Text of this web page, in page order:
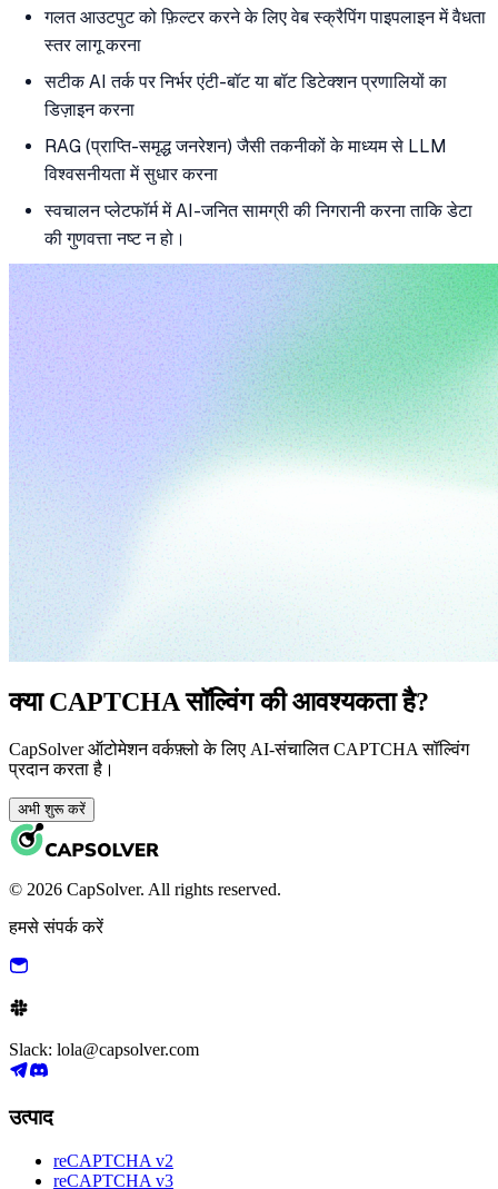
गलत आउटपुट को फ़िल्टर करने के लिए वेब स्क्रैपिंग पाइपलाइन में वैधता
स्तर लागू करना
सटीक AI तर्क पर निर्भर एंटी-बॉट या बॉट डिटेक्शन प्रणालियों का
डिज़ाइन करना
RAG (प्राप्ति-समृद्ध जनरेशन) जैसी तकनीकों के माध्यम से LLM
विश्वसनीयता में सुधार करना
स्वचालन प्लेटफॉर्म में AI-जनित सामग्री की निगरानी करना ताकि डेटा
की गुणवत्ता नष्ट न हो।
क्या CAPTCHA सॉल्विंग की आवश्यकता है?
CapSolver ऑटोमेशन वर्कफ़्लो के लिए AI-संचालित CAPTCHA सॉल्विंग
प्रदान करता है।
अभी शुरू करें
© 2026 CapSolver. All rights reserved.
हमसे संपर्क करें
Slack: lola@capsolver.com
उत्पाद
reCAPTCHA v2
reCAPTCHA v3